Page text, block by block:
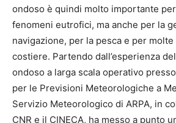
ondoso è quindi molto importante
fenomeni eutrofici, ma anche per la
navigazione, per la pesca e per
costiere. Partendo dall’esperienza
ondoso a larga scala operativo
per le Previsioni Meteorologiche a
Servizio Meteorologico di ARPA, in
CNR e il CINECA, ha messo a punto